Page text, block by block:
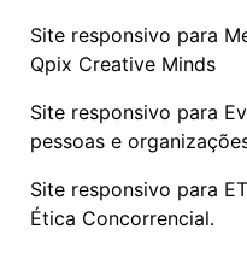
Site responsivo para
Qpix Creative Minds
Site responsivo para
pessoas e
Site responsivo para
Ética Concorrencial.